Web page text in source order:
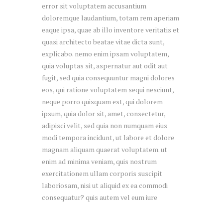
error sit voluptatem accusantium
doloremque laudantium, totam rem aperiam
eaque ipsa, quae ab illo inventore veritatis et
quasi architecto beatae vitae dicta sunt,
explicabo. nemo enim ipsam voluptatem,
quia voluptas sit, aspernatur aut odit aut
fugit, sed quia consequuntur magni dolores
eos, qui ratione voluptatem sequi nesciunt,
neque porro quisquam est, qui dolorem
ipsum, quia dolor sit, amet, consectetur,
adipisci velit, sed quia non numquam eius
modi tempora incidunt, ut labore et dolore
magnam aliquam quaerat voluptatem. ut
enim ad minima veniam, quis nostrum
exercitationem ullam corporis suscipit
laboriosam, nisi ut aliquid ex ea commodi
consequatur? quis autem vel eum iure